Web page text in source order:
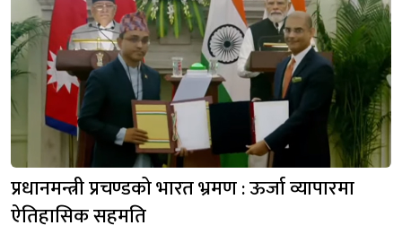
प्रधानमन्त्री प्रचण्डको भारत भ्रमण : ऊर्जा व्यापारमा
ऐतिहासिक सहमति